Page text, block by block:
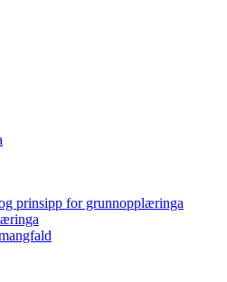
prinsipp for grunnopplæringa